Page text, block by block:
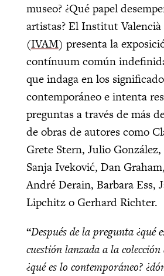
museo? ¿Qué papel
artistas? El Institut
(IVAM) presenta la
contínuum común
que indaga en los
contemporáneo e intenta
preguntas a través de más
de obras de autores como
Grete Stern, Julio
Sanja Iveković, Dan
André Derain, Barbara Ess,
Lipchitz o Gerhard Richter.
“Después de la pregunta ¿qué
cuestión lanzada a la
¿qué es lo contemporáneo?